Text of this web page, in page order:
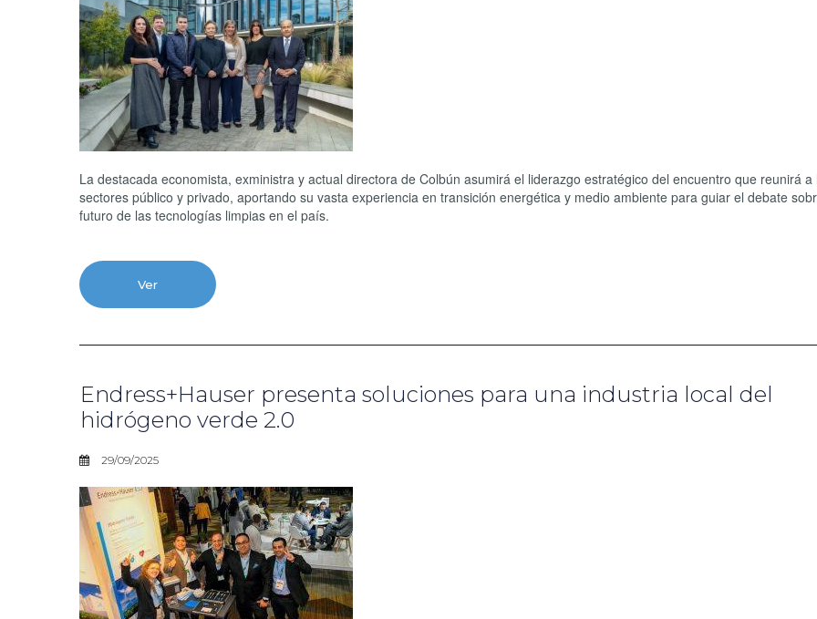
La destacada economista, exministra y actual directora de Colbún asumirá el liderazgo estratégico del encuentro que reunirá a
sectores público y privado, aportando su vasta experiencia en transición energética y medio ambiente para guiar el debate
futuro de las tecnologías limpias en el país.
Ver
Endress+Hauser presenta soluciones para una industria local del
hidrógeno verde 2.0
29/09/2025